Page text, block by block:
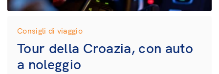
Consigli di viaggio
Tour della Croazia, con auto
a noleggio